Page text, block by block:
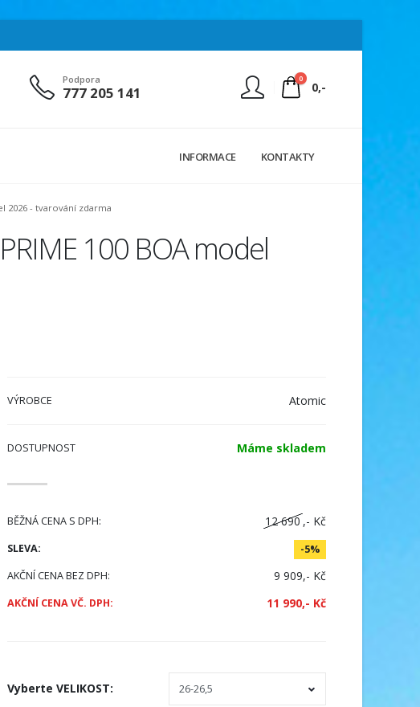
Podpora
777 205 141
0
0,-
INFORMACE KONTAKTY
2026 - tvarování zdarma
100 BOA model
VÝROBCE Atomic
DOSTUPNOST Máme skladem
BĚŽNÁ CENA S DPH: 12 690 ,- Kč
SLEVA:
-5%
AKČNÍ CENA BEZ DPH:
9 909,- Kč
AKČNÍ CENA VČ. DPH: 11 990,- Kč
Vyberte VELIKOST: